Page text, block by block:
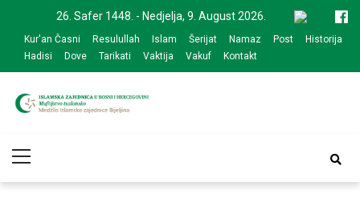
navigation
content
26. Safer 1448. - Nedjelja, 9. August 2026.
Kur'an Časni Resulullah Islam Šerijat Namaz Post
Historija
Hadisi
Dove Tarikati Vaktija Vakuf Kontakt
zajednice Bijeljina
Menu